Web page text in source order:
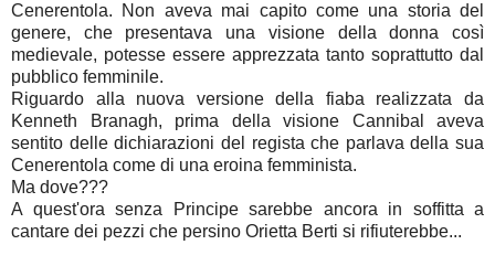
Cenerentola. Non aveva mai capito come una storia del
genere, che presentava una visione della donna così
medievale, potesse essere apprezzata tanto soprattutto dal
pubblico femminile.
Riguardo alla nuova versione della fiaba realizzata da
Kenneth Branagh, prima della visione Cannibal aveva
sentito delle dichiarazioni del regista che parlava della sua
Cenerentola come di una eroina femminista.
Ma dove???
A quest'ora senza Principe sarebbe ancora in soffitta a
cantare dei pezzi che persino Orietta Berti si rifiuterebbe...